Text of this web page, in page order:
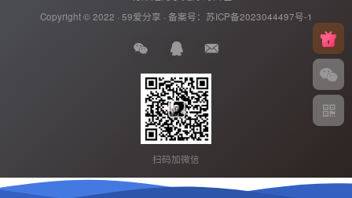
Copyright © 2022 · 59爱分享 · 备案号： 苏ICP备2023044497号-1
扫码加微信